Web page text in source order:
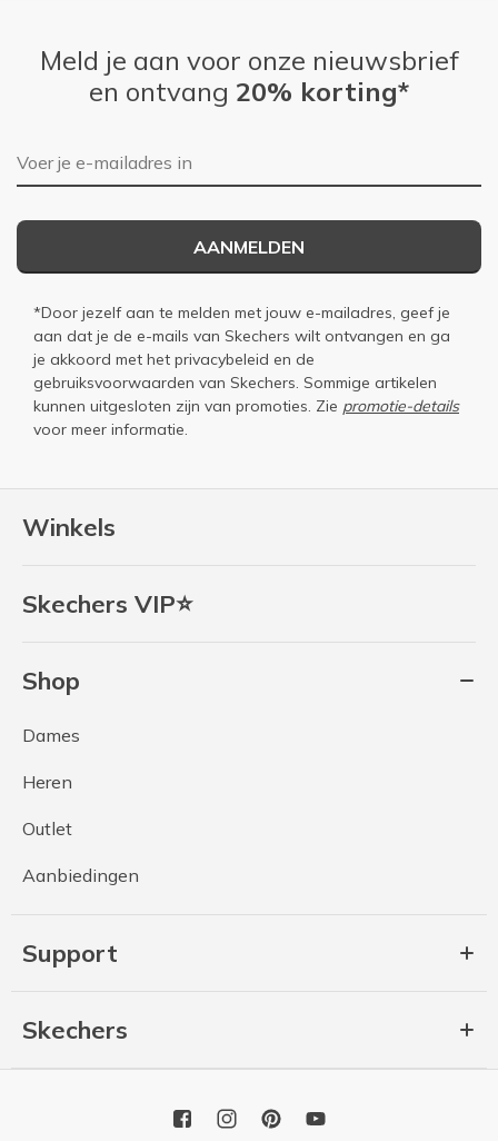
Winkels
Skechers VIP⭐
Shop
Dames
Heren
Outlet
Aanbiedingen
Support
Skechers
Meld je aan voor onze nieuwsbrief
en ontvang 20% korting*
E-mailadres
AANMELDEN
*Door jezelf aan te melden met jouw e-mailadres, geef je
aan dat je de e-mails van Skechers wilt ontvangen en ga
je akkoord met het privacybeleid en de
gebruiksvoorwaarden van Skechers. Sommige artikelen
kunnen uitgesloten zijn van promoties. Zie promotie-details
voor meer informatie.